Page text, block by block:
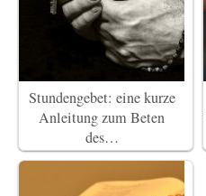
Stundengebet: eine kurze
Anleitung zum Beten
des…